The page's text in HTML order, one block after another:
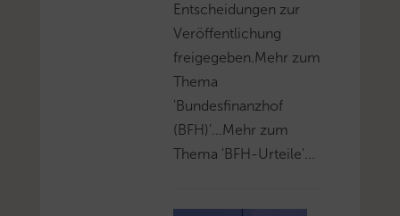
Entscheidungen zur
Veröffentlichung
freigegeben.Mehr zum
Thema
'Bundesfinanzhof
(BFH)'...Mehr zum
Thema 'BFH-Urteile'...